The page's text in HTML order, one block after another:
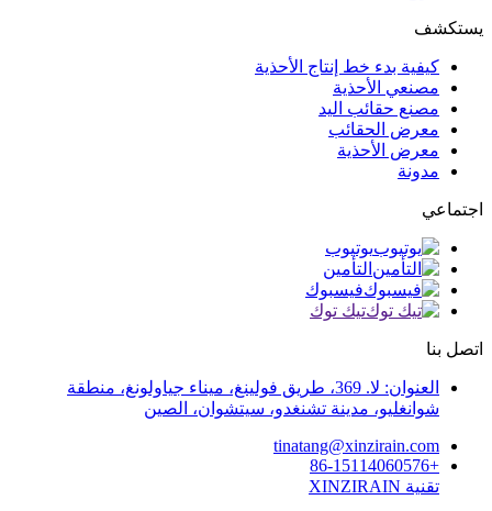
يستكشف
كيفية بدء خط إنتاج الأحذية
مصنعي الأحذية
مصنع حقائب اليد
معرض الحقائب
معرض الأحذية
مدونة
اجتماعي
يوتيوب
التأمين
فيسبوك
تيك توك
اتصل بنا
العنوان: لا. 369، طريق فولينغ، ميناء جياولونغ، منطقة
شوانغليو، مدينة تشنغدو، سيتشوان، الصين
tinatang@xinzirain.com
+86-15114060576
تقنية XINZIRAIN